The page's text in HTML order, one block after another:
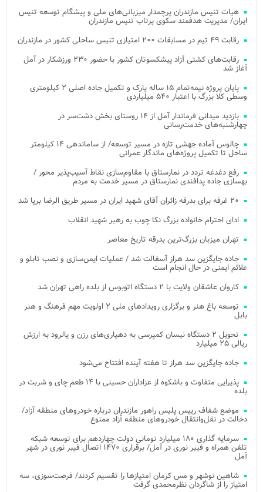
هیات تنیس مازندران پرچمدار میزبانی‌های ملی و پیشگام توسعه تنیس
ایران/ مدیریت هدفمند سکوی پرتاب تنیس مازندران
رقابت ۴۹ تیم در مسابقات ۲۰۰ امتیازی تنیس ساحلی کشور در مازندران
رقابت‌های کشتی آزاد پیشکسوتان کشور با حضور ۲۳۰ ورزشکار در آمل
آغاز شد
پایان پروژه نیمه‌تمام ۱۵ ساله پارک و تکمیل جاده اصلی ۲ کیلومتری
وسطی کلا بزرگ با اعتبار ۵۴۰ میلیاردی
بازدید میدانی فرماندار آمل از ۱۴ روستای بخش دشت‌سر در
چهارشنبه‌های خدمت‌رسانی
چالوس آماده جهشی تازه در مسیر توسعه/ از ساماندهی ۱۴ کیلومتر
ساحل تا تکمیل پروژه‌های ماندگار عمرانی
رفع دغدغه تردد در نمارستاق با مقاوم‌سازی نقاط آسیب‌پذیر محور /
بهسازی جاده پدافندی نمارستاق در مسیر خدمت به مردم
۲۰ غرفه برای بدرقه زائران آقای شهید ایران در مسیر طریق الرضا برپا شد
ادای احترام خانواده بزرگ نکا چوب به رهبر شهید انقلاب
تهران میزبان بزرگ‌ترین بدرقه تاریخ معاصر
جاده جایگزین سد هراز آسفالت شد / عملیات ایمن‌سازی و نصب تابلو و
علائم ایمنی در حال انجام است
کاروان عاشقان ولایت با ۲ دستگاه اتوبوس از بلده راهی تهران شد
توسعه باغ هنر و برگزاری رویدادهای ملی ۲ اولویت مهم فرهنگ و هنر
بابل
تحویل ۲ دستگاه نیسان کمپرسی به دهیاری‌های رزن و یالرود به ارزش
ریالی ۲۵ میلیارد
جاده جایگزین سد هراز تا هفته آینده افتتاح می‌شود
پذیرایی متفاوت و باشکوه از عزاداران حسینی با ۱۴ طعم چای و شربت در
بلده
موضع شفاف رییس پلیس راهور مازندران درباره خودروهای منطقه آزاد/
دخالت در نقل‌وانتقال خودروهای منطقه آزاد ممنوع
سرمایه گذاری ۱۸۰ میلیارد تومانی دولت چهاردهم برای توسعه شبکه
تلفن همراه و فیبر نوری در آمل/ برقراری ۱۴۷۰ اتصال فیبر نوری در شهر
آمل
شاهین نوشهر و مس کرمان امتیازها را تقسیم کردند/ فرصت‌سوزی، سه
امتیاز را از شاگردان نظرمحمدی گرفت